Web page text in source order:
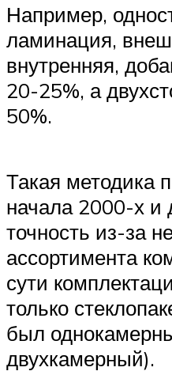
Например,
ламинация,
внутренняя,
20-25%, а
50%.
Такая методика
начала 2000-х и
точность из-за
ассортимента
сути
только
был
двухкамерный).